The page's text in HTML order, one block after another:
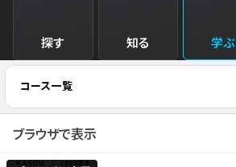
探す 知る 学ぶ
コース一覧
ブラウザで表示